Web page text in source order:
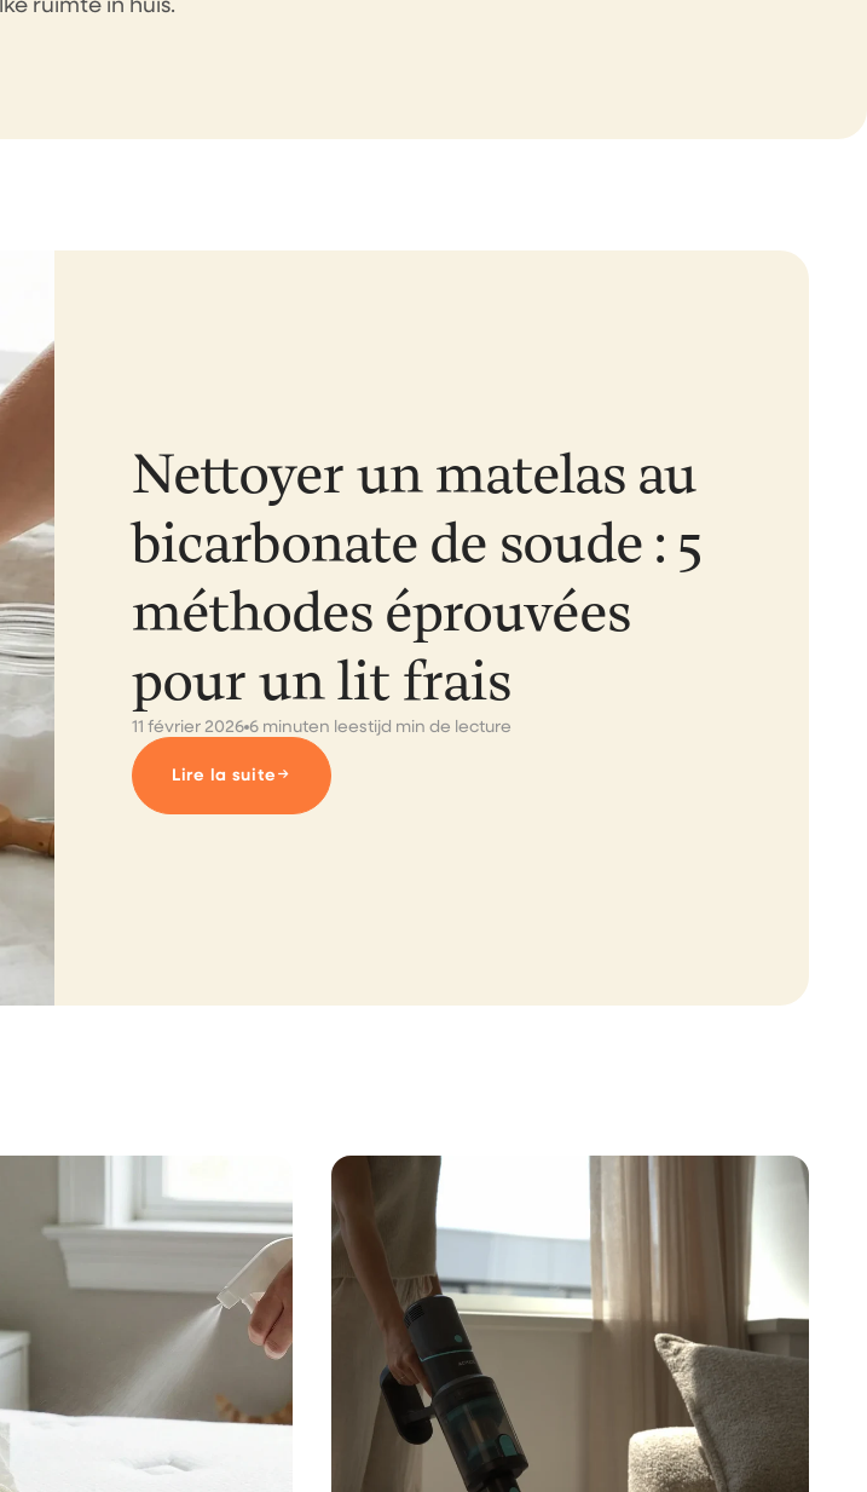
ruimte in huis.
Nettoyer un matelas au
bicarbonate de soude : 5
méthodes éprouvées
pour un lit frais
11 février 2026 6 minuten leestijd min de lecture
Lire la suite →